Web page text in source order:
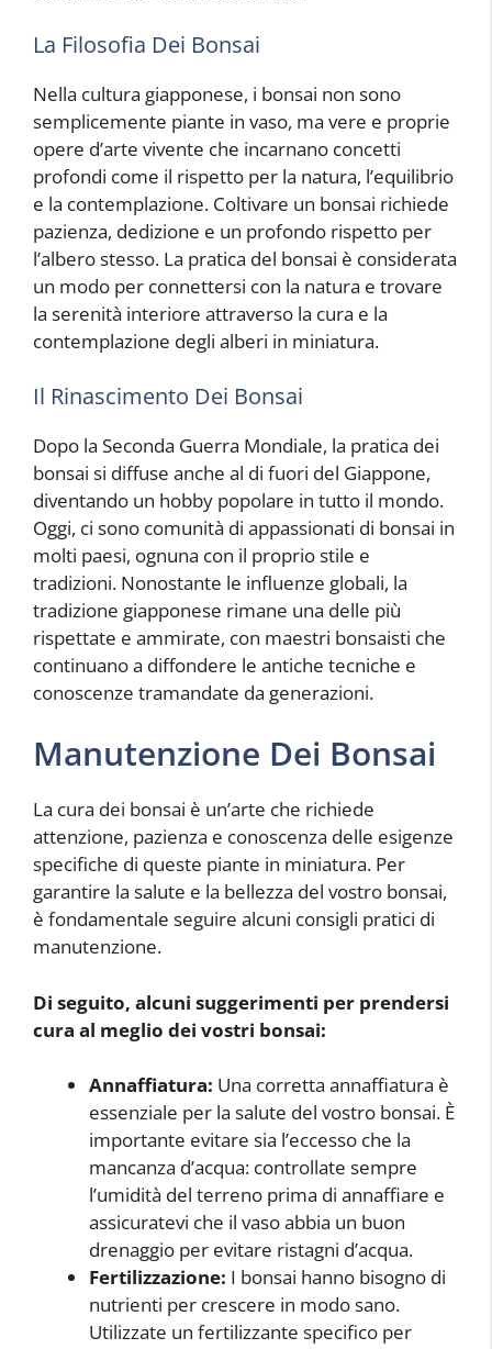
La Filosofia Dei Bonsai
Nella cultura giapponese, i bonsai non sono
semplicemente piante in vaso, ma vere e proprie
opere d’arte vivente che incarnano concetti
profondi come il rispetto per la natura, l’equilibrio
e la contemplazione. Coltivare un bonsai richiede
pazienza, dedizione e un profondo rispetto per
l’albero stesso. La pratica del bonsai è considerata
un modo per connettersi con la natura e trovare
la serenità interiore attraverso la cura e la
contemplazione degli alberi in miniatura.
Il Rinascimento Dei Bonsai
Dopo la Seconda Guerra Mondiale, la pratica dei
bonsai si diffuse anche al di fuori del Giappone,
diventando un hobby popolare in tutto il mondo.
Oggi, ci sono comunità di appassionati di bonsai in
molti paesi, ognuna con il proprio stile e
tradizioni. Nonostante le influenze globali, la
tradizione giapponese rimane una delle più
rispettate e ammirate, con maestri bonsaisti che
continuano a diffondere le antiche tecniche e
conoscenze tramandate da generazioni.
Manutenzione Dei Bonsai
La cura dei bonsai è un’arte che richiede
attenzione, pazienza e conoscenza delle esigenze
specifiche di queste piante in miniatura. Per
garantire la salute e la bellezza del vostro bonsai,
è fondamentale seguire alcuni consigli pratici di
manutenzione.
Di seguito, alcuni suggerimenti per prendersi
cura al meglio dei vostri bonsai:
Annaffiatura: Una corretta annaffiatura è
essenziale per la salute del vostro bonsai. È
importante evitare sia l’eccesso che la
mancanza d’acqua: controllate sempre
l’umidità del terreno prima di annaffiare e
assicuratevi che il vaso abbia un buon
drenaggio per evitare ristagni d’acqua.
Fertilizzazione: I bonsai hanno bisogno di
nutrienti per crescere in modo sano.
Utilizzate un fertilizzante specifico per